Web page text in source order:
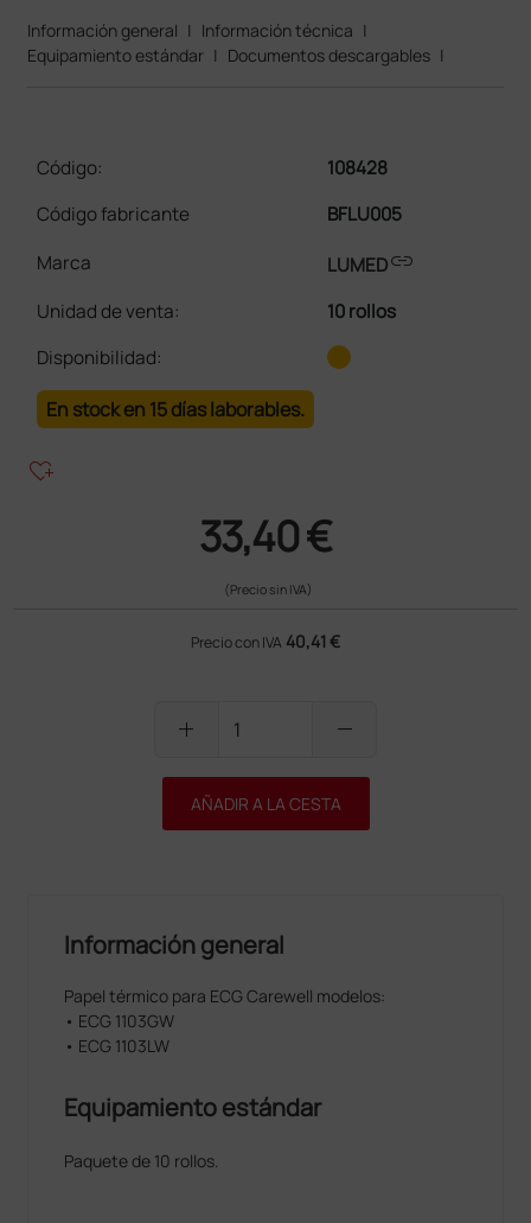
Información general | Información técnica |
Equipamiento estándar | Documentos descargables |
Código:
108428
Código fabricante
BFLU005
Marca
LUMEDlink
Unidad de venta:
10 rollos
Disponibilidad:
En stock en 15 días laborables.
heart_plus
33,40 €
(Precio sin IVA)
Precio con IVA 40,41 €
add remove
AÑADIR A LA CESTA
Información general
Papel térmico para ECG Carewell modelos:
• ECG 1103GW
• ECG 1103LW
Equipamiento estándar
Paquete de 10 rollos.